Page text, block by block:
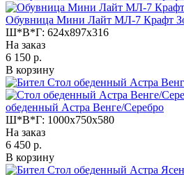
Обувница Мини Лайт МЛ-7 Крафт
Ш*В*Г: 624x897x316
На заказ
6 150 р.
В корзину
обеденный Астра Венге/Серебро
Ш*В*Г: 1000x750x580
На заказ
6 450 р.
В корзину